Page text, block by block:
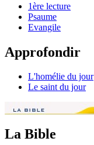
1ère lecture
Psaume
Evangile
Approfondir
L'homélie du jour
Le saint du jour
La Bible